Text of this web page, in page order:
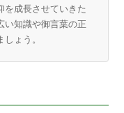
を成長させていきた
い知識や御言葉の正
ょう。